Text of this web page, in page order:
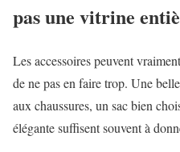
pas une vitrine
Les accessoires peuvent
de ne pas en faire trop. Une
aux chaussures, un sac bien
élégante suffisent souvent à